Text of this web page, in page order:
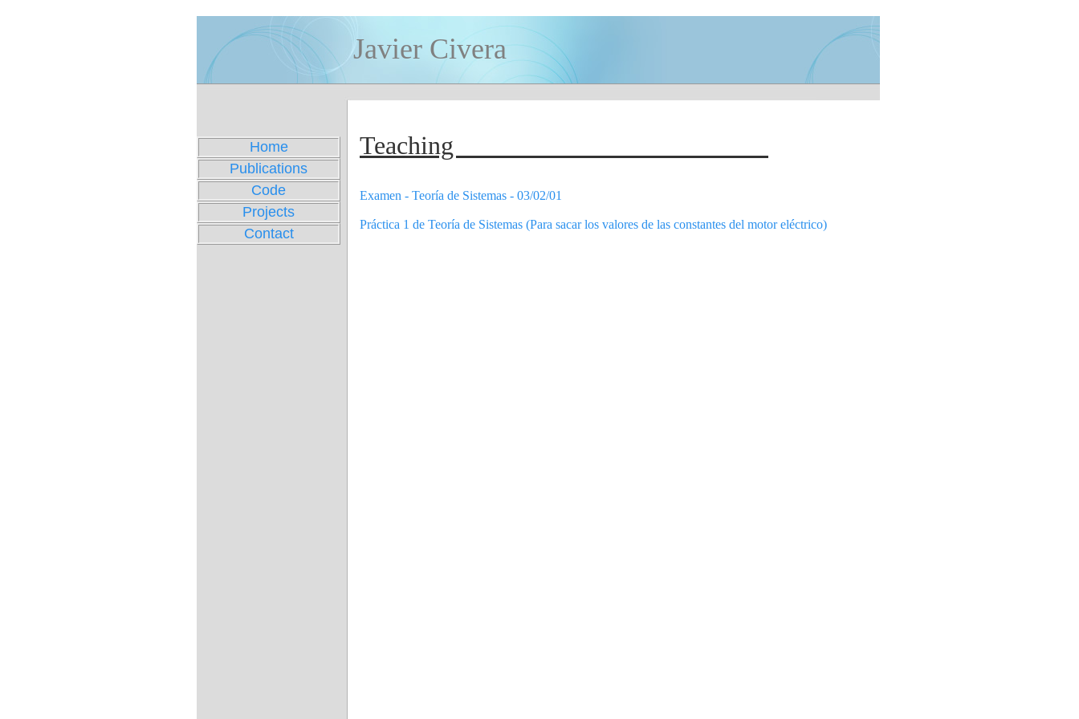
Javier Civera
Teaching
Examen - Teoría de Sistemas - 03/02/01
Práctica 1 de Teoría de Sistemas (Para sacar los valores de las constantes del motor eléctrico)
Home
Publications
Code
Projects
Contact